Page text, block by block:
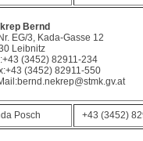
Bernd
EG/3, Kada-Gasse 12
Leibnitz
(3452) 82911-234
(3452) 82911-550
Posch +43 (3452)